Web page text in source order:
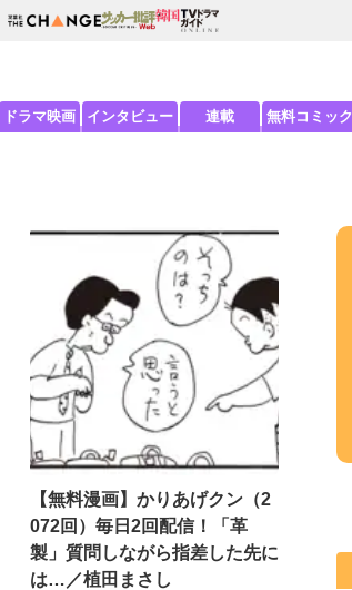
ドラマ映画 インタビュー 連載 無料コミック
【無料漫画】かりあげクン（2
072回）毎日2回配信！「革
製」質問しながら指差した先に
は…／植田まさし